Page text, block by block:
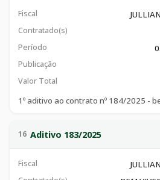
Fiscal
Contratado(s)
Período
Publicação
Valor Total
1º aditivo ao contrato nº 184/2025 -
16 Aditivo 183/2025
Fiscal